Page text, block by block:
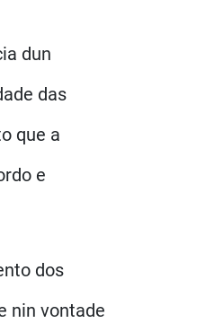
dun
das
que a
e
dos
nin vontade